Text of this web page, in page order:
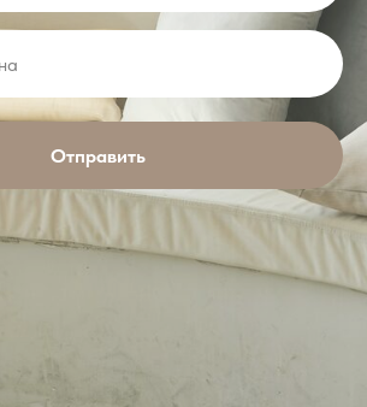
Отправить